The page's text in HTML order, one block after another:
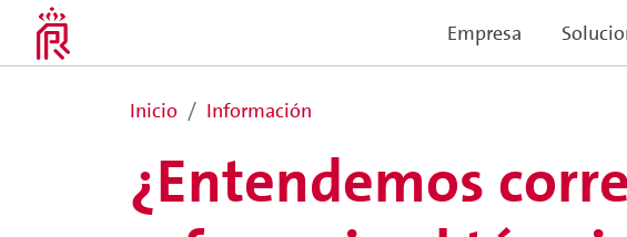
Empresa
Inicio Información
¿Entendemos